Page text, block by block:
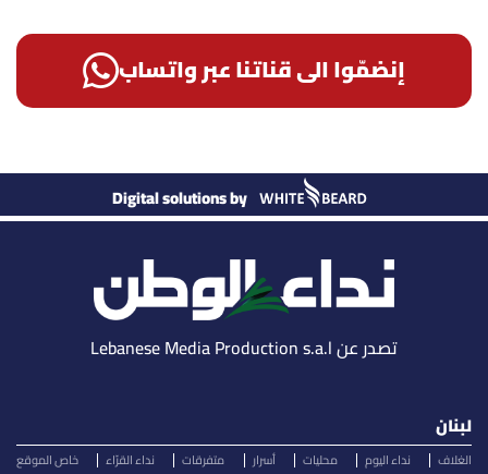
إنضمّوا الى قناتنا عبر واتساب
Digital solutions by
تصدر عن Lebanese Media Production s.a.l
لبنان
الغلاف نداء اليوم محليات أسرار متفرقات نداء القرّاء خاص الموقع